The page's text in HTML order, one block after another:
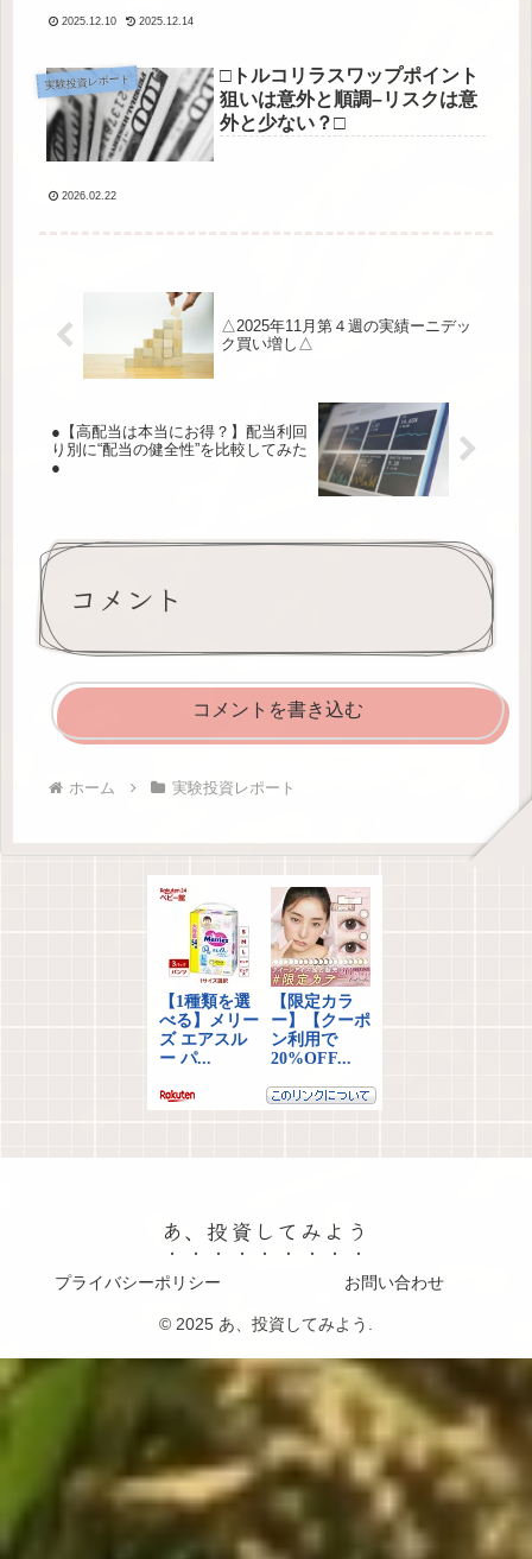
2025.12.10 2025.12.14
実験投資レポート
□トルコリラスワップポイント
狙いは意外と順調–リスクは意
外と少ない？□
2026.02.22
△2025年11月第４週の実績ーニデッ
ク買い増し△
●【高配当は本当にお得？】配当利回
り別に“配当の健全性”を比較してみた
●
コメント
コメントを書き込む
ホーム 実験投資レポート
あ、投資してみよう
プライバシーポリシー お問い合わせ
© 2025 あ、投資してみよう.